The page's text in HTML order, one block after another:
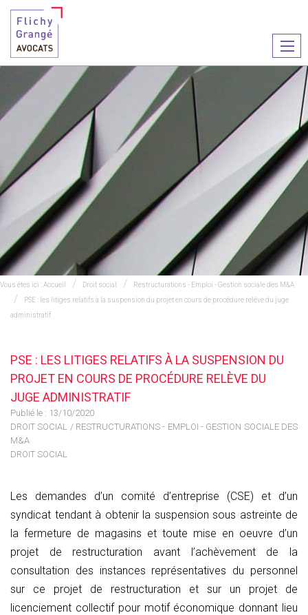
le
Vous êtes ici :Accueil Droit social
Restructurations - Emploi - Gestion sociale des M&A
PSE : les litiges relatifs à la suspension du projet en cours de procédure relève du juge
administratif
PSE : LES LITIGES RELATIFS À LA SUSPENSION DU
PROJET EN COURS DE PROCÉDURE RELÈVE DU
JUGE ADMINISTRATIF
Publié le : 13/10/2020
DROIT SOCIAL / RESTRUCTURATIONS - EMPLOI - GESTION SOCIALE DES
M&A
DROIT SOCIAL
Les demandes d’un comité d’entreprise (CSE) et d’un
syndicat tendant à obtenir la suspension sous astreinte de
la fermeture de magasins et toute mise en oeuvre d’un
projet de restructuration avant l’achèvement de la
consultation des instances représentatives du personnel
sur ce projet de restructuration et sur un projet de
licenciement collectif pour motif économique donnant lieu